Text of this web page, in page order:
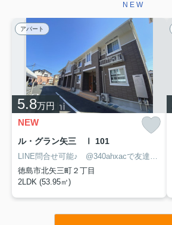
NEW
アパート
5.8万円
NEW
ル・グラン矢三 Ⅰ 101
LINE問合せ可能♪ @340ahxacで友達検索して下さい
徳島市北矢三町２丁目
2LDK (53.95㎡)